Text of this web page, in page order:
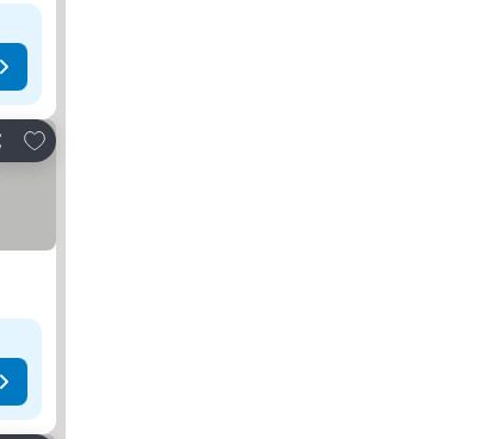
Adicionar aos favoritos